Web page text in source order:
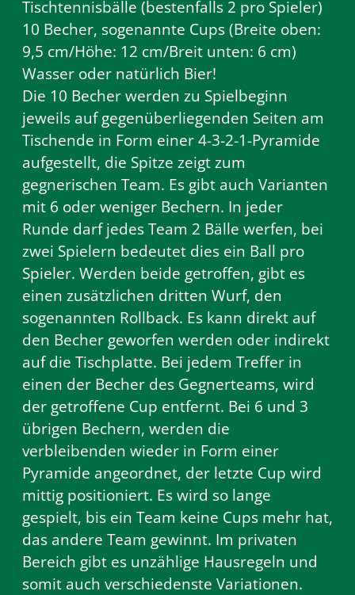
Tischtennisbälle (bestenfalls 2 pro Spieler)
10 Becher, sogenannte Cups (Breite oben:
9,5 cm/Höhe: 12 cm/Breit unten: 6 cm)
Wasser oder natürlich Bier!
Die 10 Becher werden zu Spielbeginn
jeweils auf gegenüberliegenden Seiten am
Tischende in Form einer 4-3-2-1-Pyramide
aufgestellt, die Spitze zeigt zum
gegnerischen Team. Es gibt auch Varianten
mit 6 oder weniger Bechern. In jeder
Runde darf jedes Team 2 Bälle werfen, bei
zwei Spielern bedeutet dies ein Ball pro
Spieler. Werden beide getroffen, gibt es
einen zusätzlichen dritten Wurf, den
sogenannten Rollback. Es kann direkt auf
den Becher geworfen werden oder indirekt
auf die Tischplatte. Bei jedem Treffer in
einen der Becher des Gegnerteams, wird
der getroffene Cup entfernt. Bei 6 und 3
übrigen Bechern, werden die
verbleibenden wieder in Form einer
Pyramide angeordnet, der letzte Cup wird
mittig positioniert. Es wird so lange
gespielt, bis ein Team keine Cups mehr hat,
das andere Team gewinnt. Im privaten
Bereich gibt es unzählige Hausregeln und
somit auch verschiedenste Variationen.